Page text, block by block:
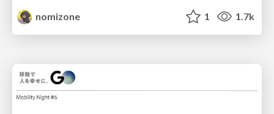
nomizone
1 1.7k